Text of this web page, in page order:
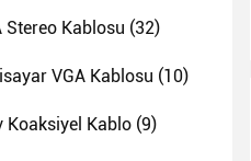
Stereo Kablosu (32)
VGA Kablosu (10)
Koaksiyel Kablo (9)